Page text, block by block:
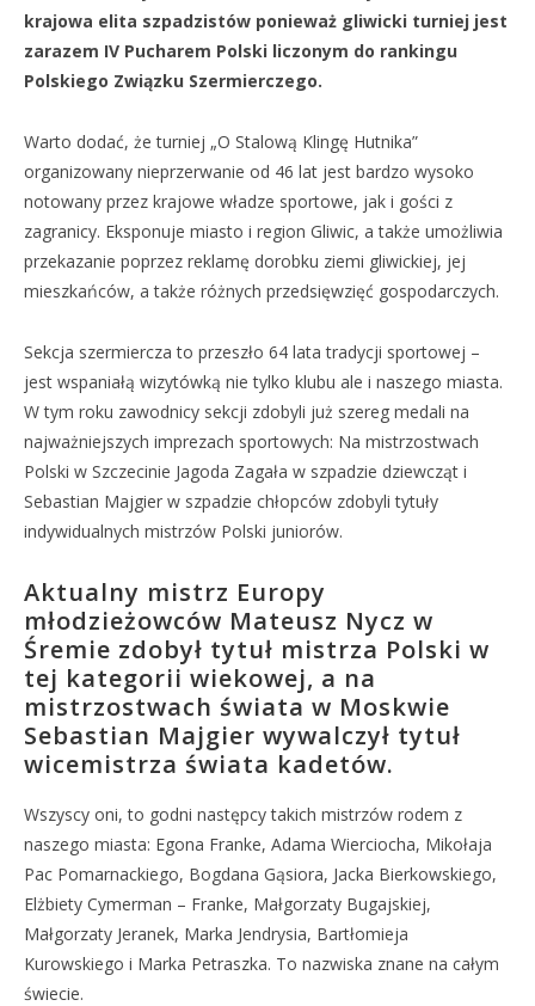
krajowa elita szpadzistów ponieważ gliwicki turniej jest
zarazem IV Pucharem Polski liczonym do rankingu
Polskiego Związku Szermierczego.
Warto dodać, że turniej „O Stalową Klingę Hutnika”
organizowany nieprzerwanie od 46 lat jest bardzo wysoko
notowany przez krajowe władze sportowe, jak i gości z
zagranicy. Eksponuje miasto i region Gliwic, a także umożliwia
przekazanie poprzez reklamę dorobku ziemi gliwickiej, jej
mieszkańców, a także różnych przedsięwzięć gospodarczych.
Sekcja szermiercza to przeszło 64 lata tradycji sportowej –
jest wspaniałą wizytówką nie tylko klubu ale i naszego miasta.
W tym roku zawodnicy sekcji zdobyli już szereg medali na
najważniejszych imprezach sportowych: Na mistrzostwach
Polski w Szczecinie Jagoda Zagała w szpadzie dziewcząt i
Sebastian Majgier w szpadzie chłopców zdobyli tytuły
indywidualnych mistrzów Polski juniorów.
Aktualny mistrz Europy
młodzieżowców Mateusz Nycz w
Śremie zdobył tytuł mistrza Polski w
tej kategorii wiekowej, a na
mistrzostwach świata w Moskwie
Sebastian Majgier wywalczył tytuł
wicemistrza świata kadetów.
Wszyscy oni, to godni następcy takich mistrzów rodem z
naszego miasta: Egona Franke, Adama Wierciocha, Mikołaja
Pac Pomarnackiego, Bogdana Gąsiora, Jacka Bierkowskiego,
Elżbiety Cymerman – Franke, Małgorzaty Bugajskiej,
Małgorzaty Jeranek, Marka Jendrysia, Bartłomieja
Kurowskiego i Marka Petraszka. To nazwiska znane na całym
świecie.